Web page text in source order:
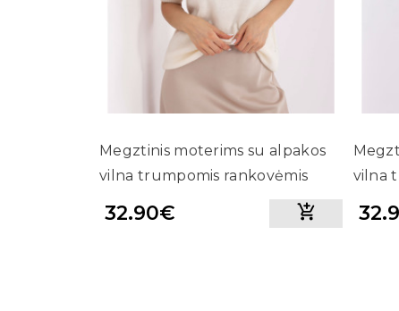
Megztinis moterims su alpakos
vilna trumpomis rankovėmis
32.90€
vilna